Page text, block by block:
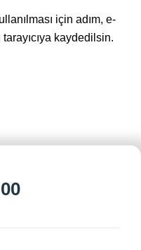
için adım, e-
kaydedilsin.